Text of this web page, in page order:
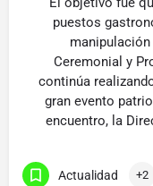
puestos
Ceremonial y
continúa
gran evento
encuentro, la
Actualidad +2